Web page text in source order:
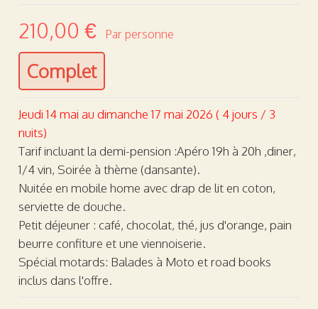
210,00 €
Complet
Jeudi 14 mai au dimanche 17 mai 2026 ( 4 jours / 3
nuits)
Tarif incluant la demi-pension :Apéro 19h à 20h ,diner,
1/4 vin, Soirée à thème (dansante).
Nuitée en mobile home avec drap de lit en coton,
serviette de douche.
Petit déjeuner : café, chocolat, thé, jus d'orange, pain
beurre confiture et une viennoiserie.
Spécial motards: Balades à Moto et road books
inclus dans l'offre.